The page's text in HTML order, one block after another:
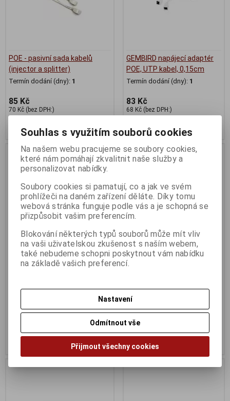
POE - pasivní sada kabelů
(injector a splitter)
Termín dodání (dny): 1
85 Kč
70 Kč (bez DPH:)
GEMBIRD napájecí adaptér
POE, UTP kabel, 0,15cm
Termín dodání (dny): 1
83 Kč
68 Kč (bez DPH:)
TP-Link LS1005G 5xGigabit
Desktop Switch Fanless
5-Port 10/100/1000Mbps Stolní
339 Kč
TP-Link LS1008G 8xGigabit
Desktop Switch Fanless
8-Portový stolní switch
10/100/1000Mb/s
474 Kč
392 Kč (bez DPH:)
Souhlas s využitím souborů cookies
Na našem webu pracujeme se soubory cookies,
které nám pomáhají zkvalitnit naše služby a
personalizovat nabídky.
Soubory cookies si pamatují, co a jak ve svém
prohlížeči na daném zařízení děláte. Díky tomu
webová stránka funguje podle vás a je schopná se
přizpůsobit vašim preferencím.
Blokování některých typů souborů může mít vliv
na vaši uživatelskou zkušenost s naším webem,
také nebudeme schopni poskytnout vám nabídku
na základě vašich preferencí.
Nastavení
Odmítnout vše
Přijmout všechny cookies